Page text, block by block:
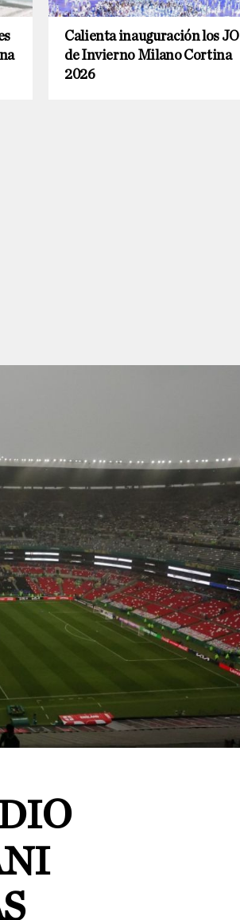
Calienta inauguración los JO
de Invierno Milano Cortina
2026